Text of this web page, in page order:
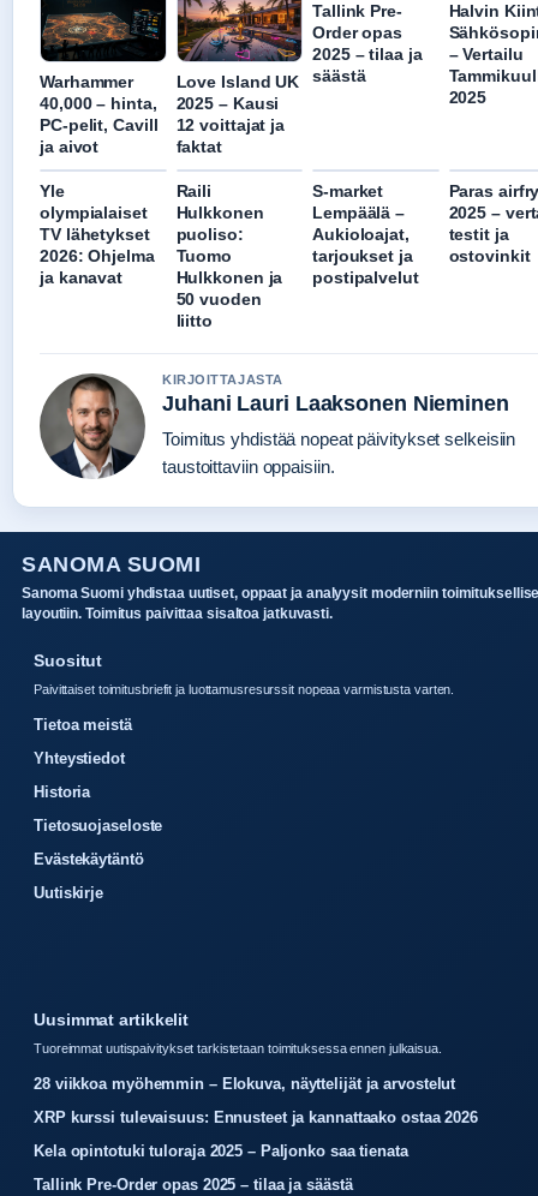
Warhammer
40,000 – hinta,
PC-pelit, Cavill
ja aivot
Love Island UK
2025 – Kausi
12 voittajat ja
faktat
Tallink Pre-
Order opas
2025 – tilaa ja
säästä
Halvin
– Vertailu
2025
Yle
olympialaiset
TV lähetykset
2026: Ohjelma
ja kanavat
Raili
Hulkkonen
puoliso:
Tuomo
Hulkkonen ja
50 vuoden
liitto
S-market
Lempäälä –
Aukioloajat,
tarjoukset ja
postipalvelut
Paras
2025 –
testit ja
ostovinkit
KIRJOITTAJASTA
Juhani Lauri Laaksonen Nieminen
Toimitus yhdistää nopeat päivitykset selkeisiin
taustoittaviin oppaisiin.
SANOMA SUOMI
Sanoma Suomi yhdistaa uutiset, oppaat ja analyysit moderniin
layoutiin. Toimitus paivittaa sisaltoa jatkuvasti.
Suositut
Paivittaiset toimitusbriefit ja luottamusresurssit nopeaa varmistusta varten.
Tietoa meistä
Yhteystiedot
Historia
Tietosuojaseloste
Evästekäytäntö
Uutiskirje
Uusimmat artikkelit
Tuoreimmat uutispaivitykset tarkistetaan toimituksessa ennen julkaisua.
28 viikkoa myöhemmin – Elokuva, näyttelijät ja arvostelut
XRP kurssi tulevaisuus: Ennusteet ja kannattaako ostaa 2026
Kela opintotuki tuloraja 2025 – Paljonko saa tienata
Tallink Pre-Order opas 2025 – tilaa ja säästä